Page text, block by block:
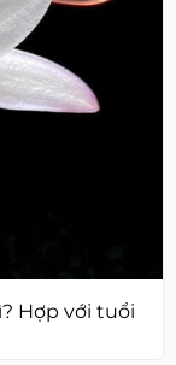
Hợp với tuổi